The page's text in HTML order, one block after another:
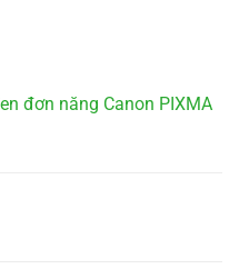
đơn năng Canon PIXMA